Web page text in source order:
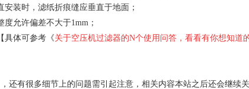
装时，滤纸折痕缝应垂直于地面；
允许偏差不大于1mm；
具体可参考《关于空压机过滤器的N个使用问答，看看有你想知道
还有很多细节上的问题需引起注意，相关内容本站之后还会继续